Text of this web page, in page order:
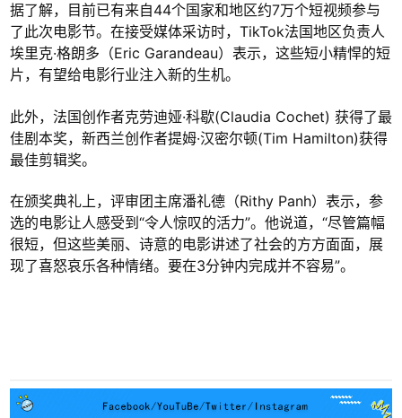
据了解，目前已有来自44个国家和地区约7万个短视频参与
了此次电影节。在接受媒体采访时，TikTok法国地区负责人
埃里克·格朗多（Eric Garandeau）表示，这些短小精悍的短
片，有望给电影行业注入新的生机。
此外，法国创作者克劳迪娅·科歇(Claudia Cochet) 获得了最
佳剧本奖，新西兰创作者提姆·汉密尔顿(Tim Hamilton)获得
最佳剪辑奖。
在颁奖典礼上，评审团主席潘礼德（Rithy Panh）表示，参
选的电影让人感受到“令人惊叹的活力”。他说道，“尽管篇幅
很短，但这些美丽、诗意的电影讲述了社会的方方面面，展
现了喜怒哀乐各种情绪。要在3分钟内完成并不容易”。